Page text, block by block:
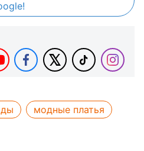
модные платья